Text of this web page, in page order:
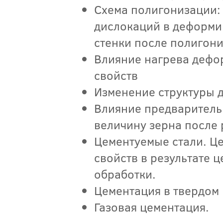
Схема
дислокаций в
стенки после
Влияние нагрева
свойств
Изменение структуры
Влияние
величину зерна
Цементуемые стали.
свойств в
обработки.
Цементация в
Газовая цементация.